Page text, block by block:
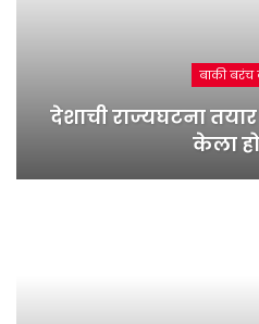
बाकी बरंच
देशाची राज्यघटना
केला